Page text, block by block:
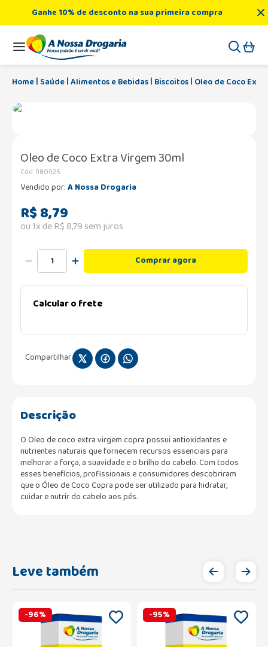
Ganhe 10% de desconto na sua primeira compra
Saúde Alimentos e Bebidas Biscoitos Oleo de Coco
Oleo de Coco Extra Virgem 30ml
Cód: 980925
Vendido por:A Nossa Drogaria
R$8,79
ou1x deR$ 8,79 sem juros
Comprar agora
Calcular o frete
Compartilhar
Descrição
O Oleo de coco extra virgem copra possui antioxidantes e
nutrientes naturais que fornecem recursos essenciais para
melhorar a força, a suavidade e o brilho do cabelo. Com todos
esses benefícios, profissionais e consumidores descobriram
que o Óleo de Coco Copra pode ser utilizado para hidratar,
cuidar e nutrir do cabelo aos pés.
Leve também
-96% -95%